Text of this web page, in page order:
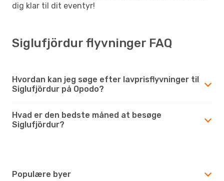
dig klar til dit eventyr!
Siglufjördur flyvninger FAQ
Hvordan kan jeg søge efter lavprisflyvninger til
Siglufjördur på Opodo?
Hvad er den bedste måned at besøge
Siglufjördur?
Populære byer